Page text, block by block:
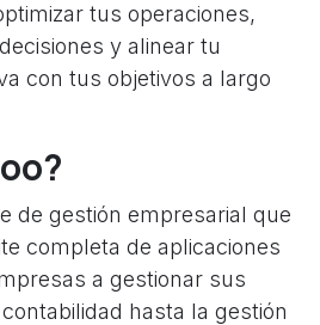
tus operaciones,
y alinear tu
con tus objetivos a largo
de gestión empresarial que
completa de aplicaciones
a gestionar sus
hasta la gestión